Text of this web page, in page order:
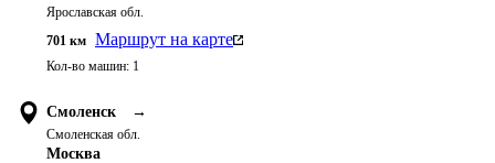
Ярославская обл.
701 км Маршрут на карте
Кол-во машин: 1
Смоленск →
Смоленская обл.
Москва